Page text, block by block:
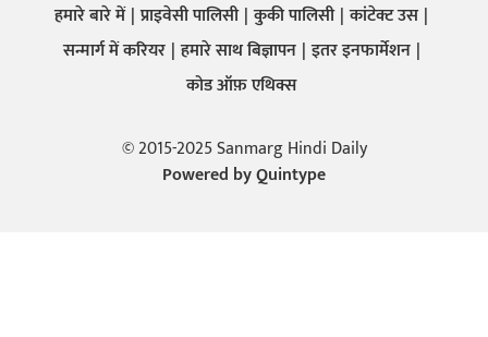
हमारे बारे में प्राइवेसी पालिसी कुकी पालिसी कांटेक्ट उस
सन्मार्ग में करियर हमारे साथ बिज्ञापन इतर इनफार्मेशन
कोड ऑफ़ एथिक्स
© 2015-2025 Sanmarg Hindi Daily
Powered byQuintype